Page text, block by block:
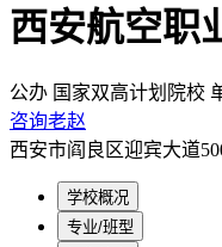
西安航空职
公办 国家双高计划院校
咨询老赵
西安市阎良区迎宾大道
学校概况
专业/班型